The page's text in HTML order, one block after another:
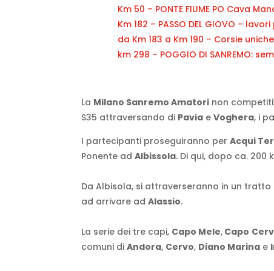
Km 50 – PONTE FIUME PO Cava
Km 182 – PASSO DEL GIOVO –
da Km 183 a Km 190 – Corsie
km 298 – POGGIO DI
La Milano Sanremo Amatori non
S35 attraversando di Pavia eVoghera, i
I partecipanti proseguiranno perAcqui
Ponente adAlbissola. Di qui, dopo ca.
Da Albisola, si attraverseranno in un
ad arrivare adAlassio.
La serie dei tre capi, Capo Mele, Capo
comuni diAndora, Cervo, Diano Marina e